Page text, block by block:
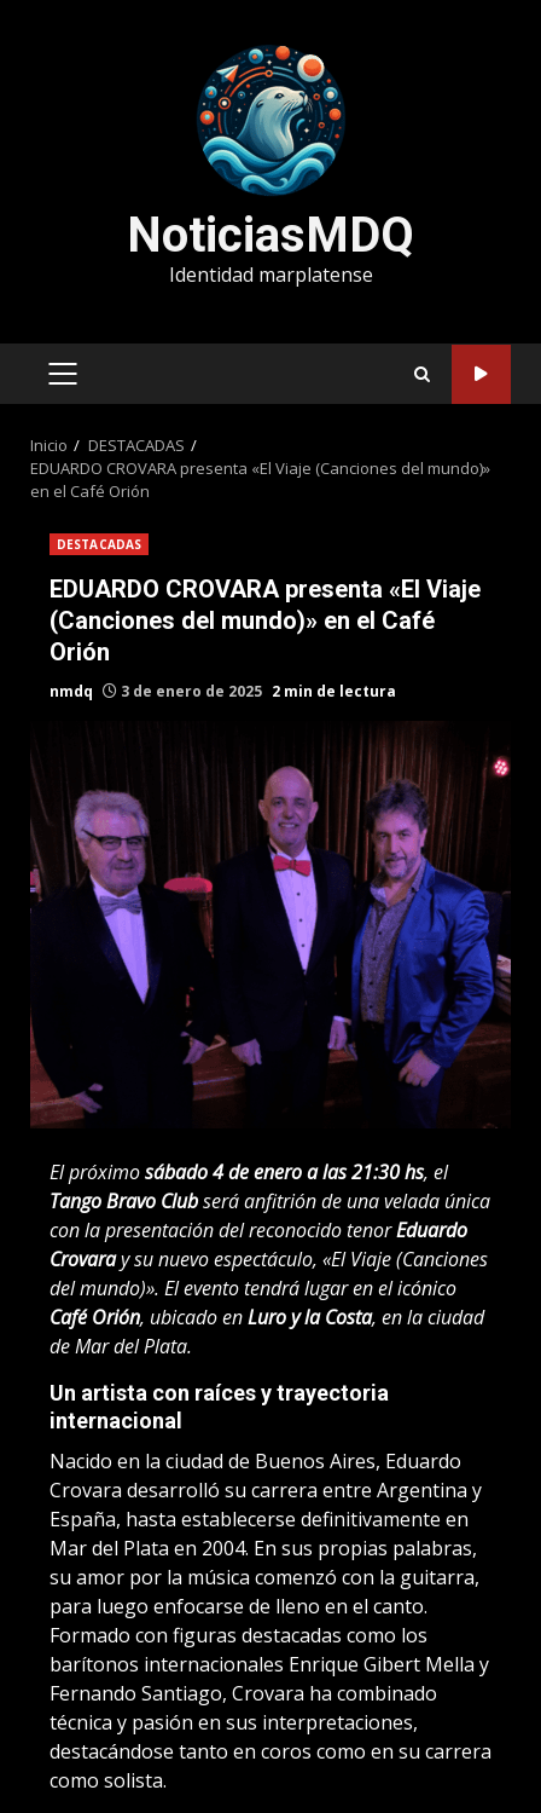
NoticiasMDQ
Identidad marplatense
MENÚ
Inicio
DESTACADAS
EDUARDO CROVARA presenta «El Viaje (Canciones del mundo)»
en el Café Orión
DESTACADAS
EDUARDO CROVARA presenta «El Viaje
(Canciones del mundo)» en el Café
Orión
nmdq 3 de enero de 2025 2 min de lectura
El próximosábado 4 de enero a las 21:30 hs, el
Tango Bravo Clubserá anfitrión de una velada única
con la presentación del reconocido tenorEduardo
Crovaray su nuevo espectáculo, «El Viaje (Canciones
del mundo)». El evento tendrá lugar en el icónico
Café Orión, ubicado enLuro y la Costa, en la ciudad
de Mar del Plata.
Un artista con raíces y trayectoria
internacional
Nacido en la ciudad de Buenos Aires, Eduardo
Crovara desarrolló su carrera entre Argentina y
España, hasta establecerse definitivamente en
Mar del Plata en 2004. En sus propias palabras,
su amor por la música comenzó con la guitarra,
para luego enfocarse de lleno en el canto.
Formado con figuras destacadas como los
barítonos internacionales Enrique Gibert Mella y
Fernando Santiago, Crovara ha combinado
técnica y pasión en sus interpretaciones,
destacándose tanto en coros como en su carrera
como solista.